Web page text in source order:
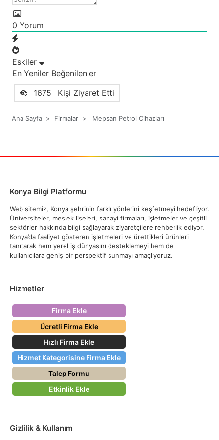
0 Yorum
Eskiler
En Yeniler Beğenilenler
1675
Kişi Ziyaret Etti
Ana Sayfa > Firmalar > Mepsan Petrol Cihazları
Konya Bilgi Platformu
Web sitemiz, Konya şehrinin farklı yönlerini keşfetmeyi hedefliyor.
Üniversiteler, meslek liseleri, sanayi firmaları, işletmeler ve çeşitli
sektörler hakkında bilgi sağlayarak ziyaretçilere rehberlik ediyor.
Konya’da faaliyet gösteren işletmeleri ve ürettikleri ürünleri
tanıtarak hem yerel iş dünyasını desteklemeyi hem de
kullanıcılara geniş bir perspektif sunmayı amaçlıyoruz.
Hizmetler
Firma Ekle
Ücretli Firma Ekle
Hızlı Firma Ekle
Hizmet Kategorisine Firma Ekle
Talep Formu
Etkinlik Ekle
Gizlilik & Kullanım